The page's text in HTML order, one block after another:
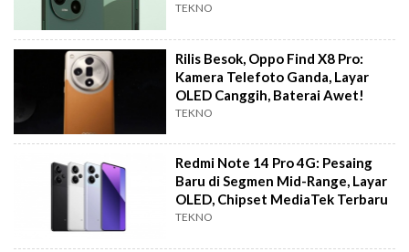
TEKNO
Rilis Besok, Oppo Find X8 Pro:
Kamera Telefoto Ganda, Layar
OLED Canggih, Baterai Awet!
TEKNO
Redmi Note 14 Pro 4G: Pesaing
Baru di Segmen Mid-Range, Layar
OLED, Chipset MediaTek Terbaru
TEKNO